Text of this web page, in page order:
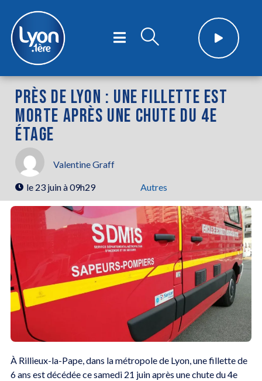
PRÈS DE LYON : UNE FILLETTE EST
MORTE APRÈS UNE CHUTE DU 4E
ÉTAGE
Valentine Graff
le 23 juin à 09h29 Autres
À Rillieux-la-Pape, dans la métropole de Lyon, une fillette de
6 ans est décédée ce samedi 21 juin après une chute du 4e